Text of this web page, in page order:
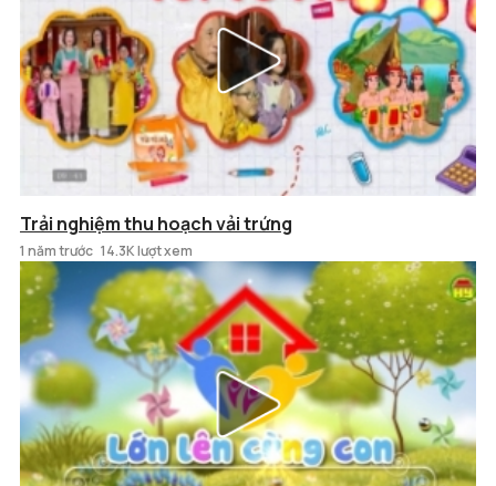
Trải nghiệm thu hoạch vải trứng
1 năm trước 14.3K lượt xem